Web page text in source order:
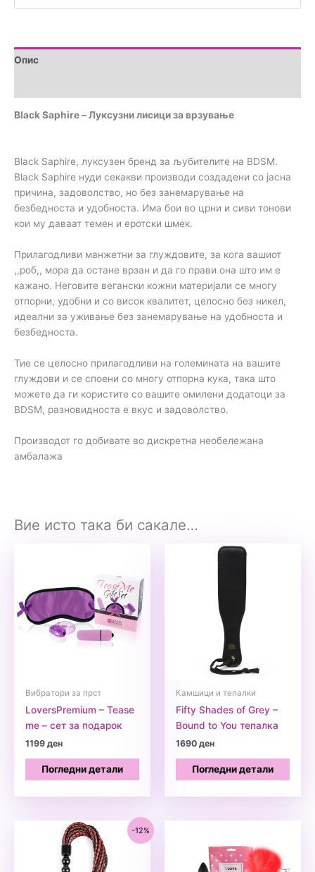
Опис
Black Saphire – Луксузни лисици за врзување
Black Saphire, луксузен бренд за љубителите на BDSM.
Black Saphire нуди секакви производи создадени со јасна
причина, задоволство, но без занемарување на
безбедноста и удобноста. Има бои во црни и сиви тонови
кои му даваат темен и еротски шмек.
Прилагодливи манжетни за глуждовите, за кога вашиот
,,роб,, мора да остане врзан и да го прави она што им е
кажано. Неговите вегански кожни материјали се многу
отпорни, удобни и со висок квалитет, целосно без никел,
идеални за уживање без занемарување на удобноста и
безбедноста.
Тие се целосно прилагодливи на големината на вашите
глуждови и се споени со многу отпорна кука, така што
можете да ги користите со вашите омилени додатоци за
BDSM, разновидноста е вкус и задоволство.
Производот го добивате во дискретна необележана
амбалажа
Вие исто така би сакале…
Вибратори за прст
LoversPremium – Tease
me – сет за подарок
1199ден
Погледни детали
Камшици и тепалки
Fifty Shades of Grey –
Bound to You тепалка
1690ден
Погледни детали
-12%